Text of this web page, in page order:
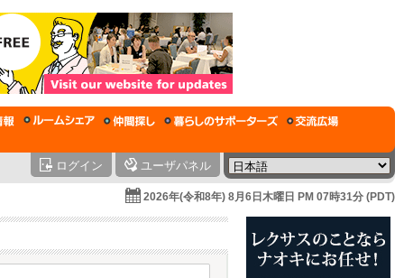
ログイン ユーザパネル
2026年(令和8年) 8月6日木曜日 PM 07時31分 (PDT)